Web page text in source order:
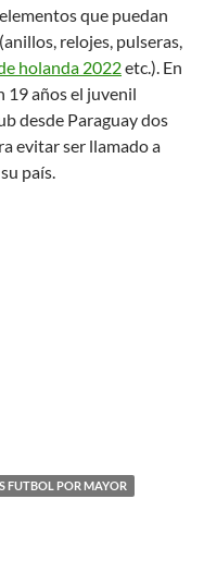
que puedan
relojes, pulseras,
holanda 2022etc.). En
19 años el juvenil
desde Paraguay dos
evitar ser llamado a
país.
FUTBOL POR MAYOR